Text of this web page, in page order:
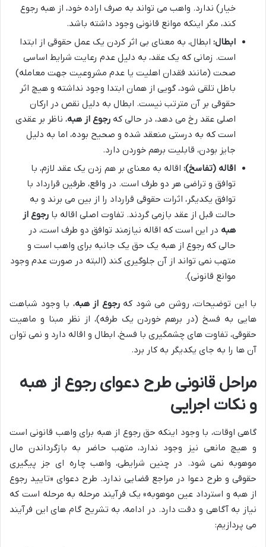
خیار) ندارد. واهب می تواند به صرف اراده خود، از هبه رجوع
کند، مگر اینکه موانع قانونی وجود داشته باشد.
ابطال: ابطال، به معنای بی اثر کردن یک عمل حقوقی از ابتدا
است. زمانی که یک عقد، به دلیل عدم رعایت شرایط اساسی
صحت (مانند فقدان اهلیت یا عدم مشروعیت جهت معامله)
باطل تلقی شود، گویی از همان ابتدا وجود نداشته و هیچ اثر
حقوقی بر آن مترتب نیست. ابطال به دلیل نقص در ارکان
اصلی عقد رخ می دهد، در حالی که رجوع از هبه، ناظر بر عقدی
است که به درستی منعقد شده و صحیح بوده، اما به دلیل
جایز بودن، قابلیت برهم خوردن دارد.
اقاله (تفاسخ): اقاله به معنای بر هم زدن یک عقد لازم، با
توافق و تراضی هر دو طرف است. در واقع، طرفین قرارداد با
توافق یکدیگر، اثرات حقوقی قرارداد را از بین می برند و به
حالت قبل از عقد بازمی گردند. تفاوت اصلی اقاله با رجوع از
هبه در این است که اقاله نیازمند توافق دو طرف است، در
حالی که رجوع از هبه یک حق یک جانبه برای واهب است و
متهب نمی تواند از آن جلوگیری کند (البته در صورت عدم وجود
موانع قانونی).
با این توضیحات، روشن می شود کهرجوع از هبه، با وجود شباهت
هایی به فسخ (در برهم خوردن یک طرفه)، از نظر مبنا و ماهیت
حقوقی، تفاوت های چشمگیری با فسخ، ابطال و اقاله دارد و نمی توان
آن ها را به جای یکدیگر به کار برد.
مراحل قانونی طرح دعوای رجوع از هبه
و نکات اجرایی
گاهی اوقات، با وجود اینکه حق رجوع از هبه برای واهب قانونی است
و هیچ مانعی نیز وجود ندارد، متهب حاضر به بازگرداندن مال
موهوبه نمی شود. در چنین شرایطی، واهب چاره ای جز پیگیری
حقوقی و طرح دعوا در مراجع قضایی ندارد. طرح دعوای «تایید رجوع
از هبه و استرداد عین موهوبه» یک فرآیند مرحله به مرحله است که
نیاز به آگاهی و دقت دارد. در ادامه، به تشریح گام های این فرآیند
می پردازیم: